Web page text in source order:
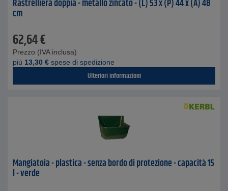
Rastrelliera doppia - metallo zincato - (L) 53 x (P) 44 x (A) 48
cm
62,64€
Prezzo (IVA inclusa)
piú 13,30 € spese di spedizione
Ulteriori informazioni
Mangiatoia - plastica - senza bordo di protezione - capacità 15
l - verde